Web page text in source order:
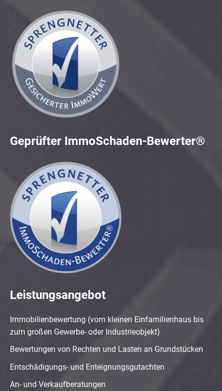
Geprüfter ImmoSchaden-Bewerter®
Leistungsangebot
Immobilienbewertung (vom kleinen Einfamilienhaus bis
zum großen Gewerbe- oder Industrieobjekt)
Bewertungen von Rechten und Lasten an Grundstücken
Entschädigungs- und Enteignungsgutachten
An- und Verkaufberatungen